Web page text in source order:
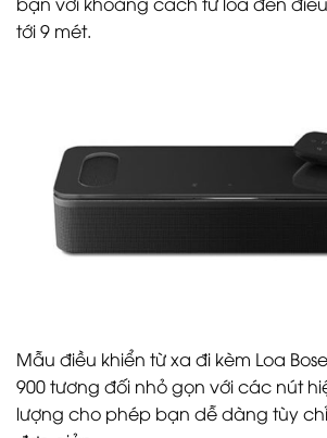
tới 9 mét.
Mẫu điều khiển từ xa đi kèm Loa
900 tương đối nhỏ gọn với các nút
lượng cho phép bạn dễ dàng tùy